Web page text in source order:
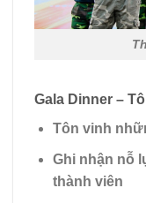
Gala Dinner –
Tôn vinh
Ghi nhận nỗ
thành viên